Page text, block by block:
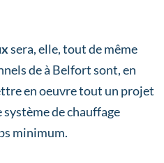
sera, elle, tout de même
de à Belfort sont, en
en oeuvre tout un projet
de chauffage
minimum.